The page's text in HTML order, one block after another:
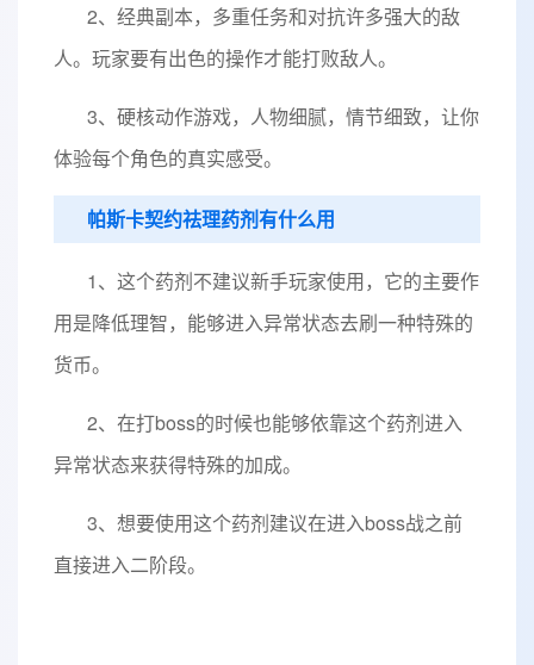
2、经典副本，多重任务和对抗许多强大的敌
人。玩家要有出色的操作才能打败敌人。
3、硬核动作游戏，人物细腻，情节细致，让你
体验每个角色的真实感受。
帕斯卡契约祛理药剂有什么用
1、这个药剂不建议新手玩家使用，它的主要作
用是降低理智，能够进入异常状态去刷一种特殊的
货币。
2、在打boss的时候也能够依靠这个药剂进入
异常状态来获得特殊的加成。
3、想要使用这个药剂建议在进入boss战之前
直接进入二阶段。